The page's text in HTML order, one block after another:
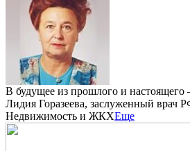
В будущее из прошлого и настоящего
Лидия Горазеева, заслуженный врач
Недвижимость и ЖКХЕще